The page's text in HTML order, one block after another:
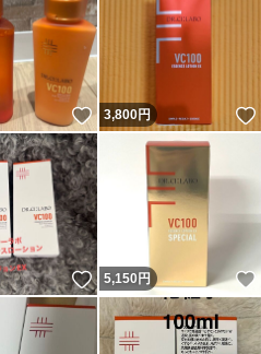
いいね！
3,800円
いいね！
5,150 円